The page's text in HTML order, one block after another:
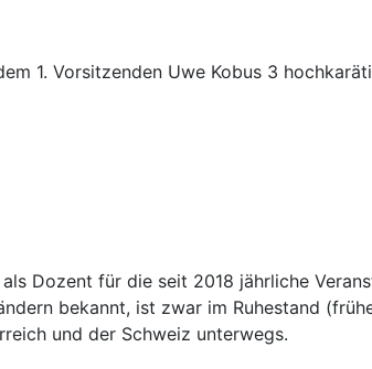
1. Vorsitzenden Uwe Kobus 3
Dozent für die seit 2018 jährliche
bekannt, ist zwar im Ruhestand
und der Schweiz unterwegs.